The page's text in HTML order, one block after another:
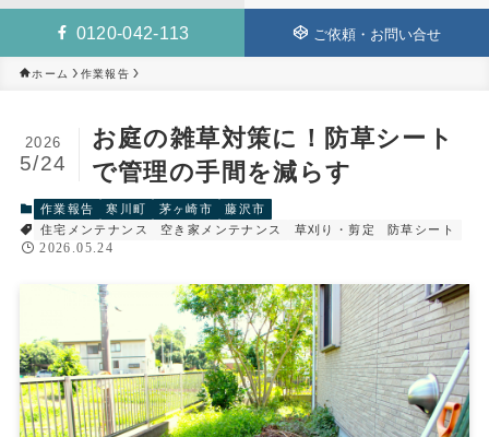
0120-042-113 ご依頼・お問い合せ
ホーム 作業報告
お庭の雑草対策に！防草シート
で管理の手間を減らす
2026
5/24
作業報告 寒川町 茅ヶ崎市
藤沢市
住宅メンテナンス
空き家メンテナンス 草刈り・剪定
防草シート
2026.05.24